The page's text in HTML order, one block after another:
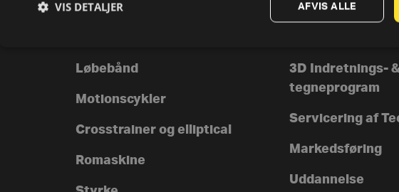
PRODUKTER
Løbebånd
Motionscykler
Crosstrainer og elliptical
Romaskine
SUPPORT
3D Indretnings-
tegneprogram
Servicering af
Markedsføring
Uddannelse
AFVIS ALLE
VIS DETALJER